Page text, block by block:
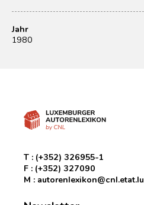
Jahr
1980
T : (+352) 326955-1
F : (+352) 327090
M : autorenlexikon@cnl.etat.lu